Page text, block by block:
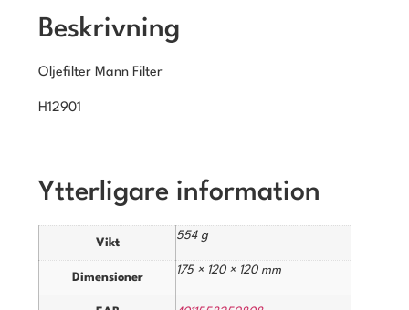
Beskrivning
Oljefilter Mann Filter
H12901
Ytterligare information
Vikt
554 g
Dimensioner
175 × 120 × 120 mm